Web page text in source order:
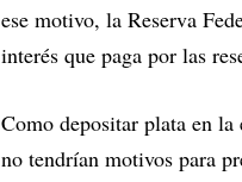
ese motivo, la Reserva
interés que paga por las
Como depositar plata en
no tendrían motivos para